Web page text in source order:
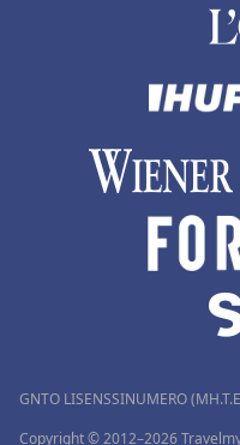
GNTO LISENSSINUMERO
Copyright © 2012–2026